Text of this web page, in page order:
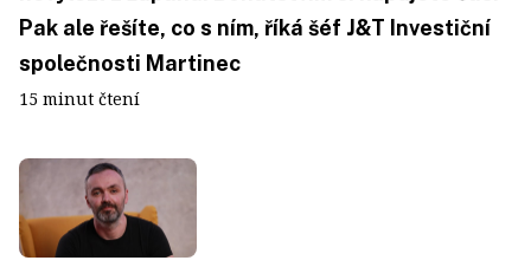
Pak ale řešíte, co s ním, říká šéf J&T Investiční
společnosti Martinec
15 minut čtení